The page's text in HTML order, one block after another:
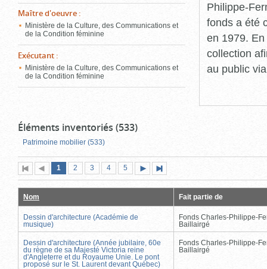
Maître d'oeuvre :
Ministère de la Culture, des Communications et
de la Condition féminine
Exécutant :
Ministère de la Culture, des Communications et
de la Condition féminine
Philippe-
fonds a été
en 1979.
collection
au public
Éléments inventoriés (533)
Patrimoine mobilier (533)
Première
page
Page
précédente
Page
1 (page
actuelle)
Page
2 Page
3 Page
4 Page
5
suivante
page
Nom Fait partie de
Dessin d'architecture (Académie de
musique)
Fonds Charles-Philippe-
Baillairgé
Dessin d'architecture (Année jubilaire, 60e
du règne de sa Majesté Victoria reine
d'Angleterre et du Royaume Unie. Le pont
proposé sur le St. Laurent devant Québec)
Fonds Charles-Philippe-
Baillairgé